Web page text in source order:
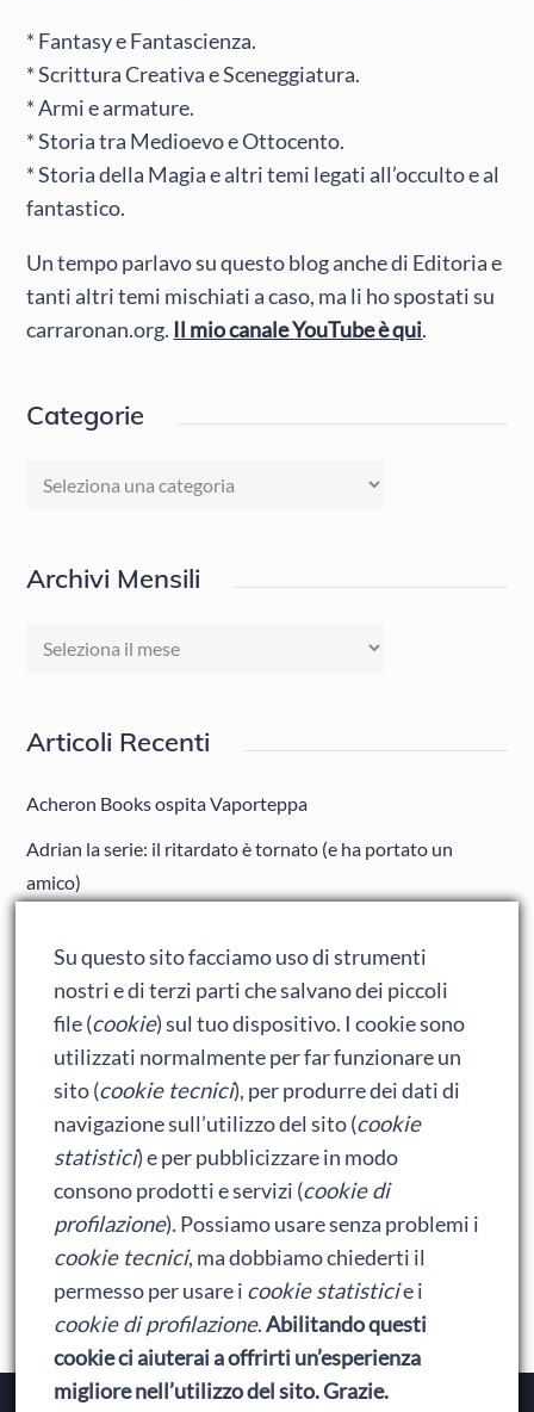
* Fantasy e Fantascienza.
* Scrittura Creativa e Sceneggiatura.
* Armi e armature.
* Storia tra Medioevo e Ottocento.
* Storia della Magia e altri temi legati all’occulto e al
fantastico.
Un tempo parlavo su questo blog anche di Editoria e
tanti altri temi mischiati a caso, ma li ho spostati su
carraronan.org. Il mio canale YouTube è qui.
Categorie
Categorie
Archivi Mensili
Archivi
Articoli Recenti
Acheron Books ospita Vaporteppa
Adrian la serie: il ritardato è tornato (e ha portato un
amico)
Ralph spacca Internet: analisi del film
Bumblebee: un buon film dei Transformers
Meta
Accedi
Feed dei contenuti
Feed dei commenti
WordPress.org
Su questo sito facciamo uso di strumenti
nostri e di terzi parti che salvano dei piccoli
file (cookie) sul tuo dispositivo. I cookie sono
utilizzati normalmente per far funzionare un
sito (cookie tecnici), per produrre dei dati di
navigazione sull’utilizzo del sito (cookie
statistici) e per pubblicizzare in modo
consono prodotti e servizi (cookie di
profilazione). Possiamo usare senza problemi i
cookie tecnici, ma dobbiamo chiederti il
permesso per usare i cookie statisticie i
cookie di profilazione.Abilitando questi
cookie ci aiuterai a offrirti un’esperienza
migliore nell’utilizzo del sito. Grazie.